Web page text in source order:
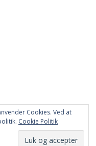
Cookies. Ved at
Cookie Politik